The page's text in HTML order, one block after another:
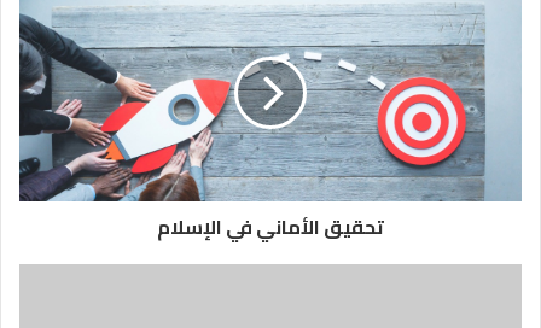
تحقيق الأماني في الإسلام